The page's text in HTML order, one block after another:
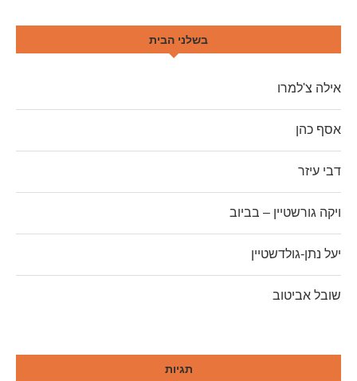
בשלני הבית
אילה צ'למרו
אסף כהן
דבי עיזר
ויקה גורשטיין – בביוב
יעל נתן-גולדשטיין
שובל אביטוב
תגיות